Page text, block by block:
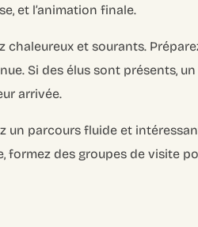
et l’animation finale.
chaleureux et sourants.
Si des élus sont présents,
arrivée.
un parcours fluide et
formez des groupes de visite